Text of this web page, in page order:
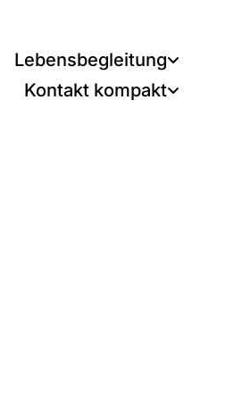
Lebensbegleitung
Kontakt kompakt